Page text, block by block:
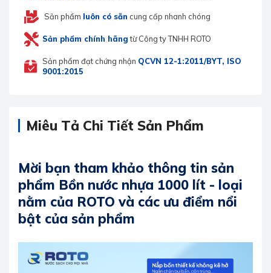
Sản phẩm luôn có sẵn cung cấp nhanh chóng
Sản phẩm chính hãngtừ Công ty TNHH ROTO
Sản phẩm đạt chứng nhận QCVN 12-1:2011/BYT, ISO
9001:2015
Miêu Tả Chi Tiết Sản Phẩm
Mời bạn tham khảo thông tin sản
phẩm Bồn nước nhựa 1000 lít - loại
nằm của ROTO và các ưu điểm nổi
bật của sản phẩm